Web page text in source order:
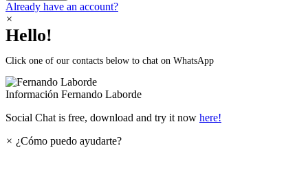
Already have an account?
×
Hello!
Click one of our contacts below to chat on WhatsApp
Información Fernando Laborde
Social Chat is free, download and try it now here!
× ¿Cómo puedo ayudarte?